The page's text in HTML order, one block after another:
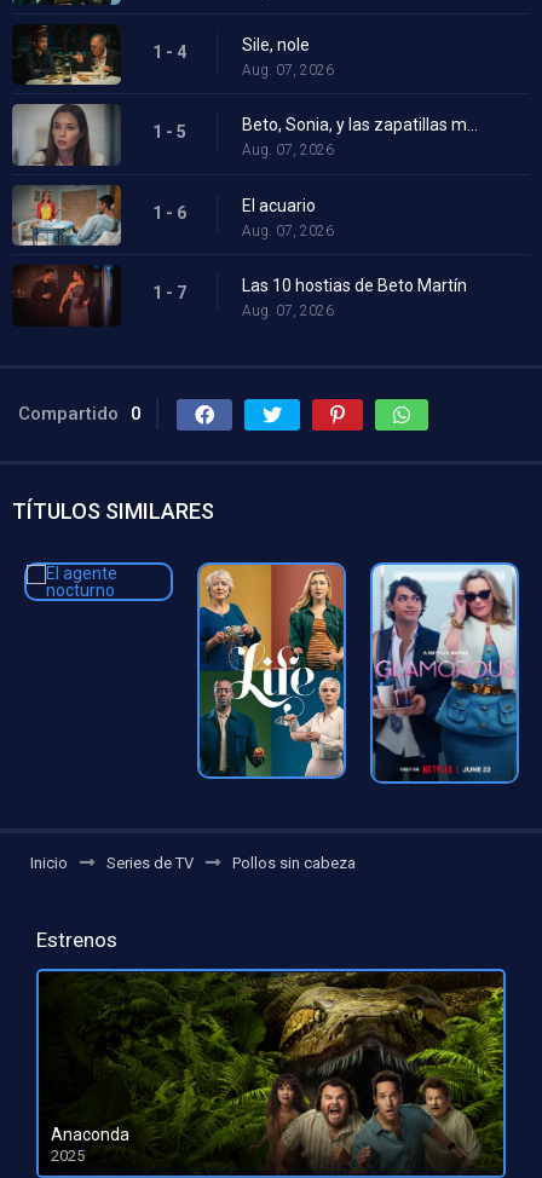
1 - 4 Sile, nole
Aug. 07, 2026
1 - 5 Beto, Sonia, y las zapatillas mágicas
Aug. 07, 2026
1 - 6 El acuario
Aug. 07, 2026
1 - 7 Las 10 hostias de Beto Martín
Aug. 07, 2026
Compartido 0
TÍTULOS SIMILARES
Inicio Series de TV Pollos sin cabeza
Estrenos
Anaconda
2025
HD 1080pHD 720p